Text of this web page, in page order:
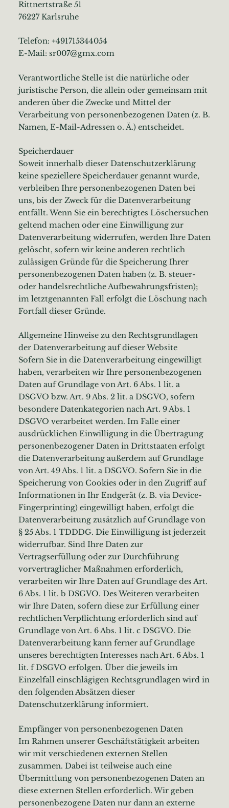
Rittnertstraße 51
76227 Karlsruhe
Telefon: +491715344054
E-Mail: sr007@gmx.com
Verantwortliche Stelle ist die natürliche oder
juristische Person, die allein oder gemeinsam mit
anderen über die Zwecke und Mittel der
Verarbeitung von personenbezogenen Daten (z. B.
Namen, E-Mail-Adressen o. Ä.) entscheidet.
Speicherdauer
Soweit innerhalb dieser Datenschutzerklärung
keine speziellere Speicherdauer genannt wurde,
verbleiben Ihre personenbezogenen Daten bei
uns, bis der Zweck für die Datenverarbeitung
entfällt. Wenn Sie ein berechtigtes Löschersuchen
geltend machen oder eine Einwilligung zur
Datenverarbeitung widerrufen, werden Ihre Daten
gelöscht, sofern wir keine anderen rechtlich
zulässigen Gründe für die Speicherung Ihrer
personenbezogenen Daten haben (z. B. steuer-
oder handelsrechtliche Aufbewahrungsfristen);
im letztgenannten Fall erfolgt die Löschung nach
Fortfall dieser Gründe.
Allgemeine Hinweise zu den Rechtsgrundlagen
der Datenverarbeitung auf dieser Website
Sofern Sie in die Datenverarbeitung eingewilligt
haben, verarbeiten wir Ihre personenbezogenen
Daten auf Grundlage von Art. 6 Abs. 1 lit. a
DSGVO bzw. Art. 9 Abs. 2 lit. a DSGVO, sofern
besondere Datenkategorien nach Art. 9 Abs. 1
DSGVO verarbeitet werden. Im Falle einer
ausdrücklichen Einwilligung in die Übertragung
personenbezogener Daten in Drittstaaten erfolgt
die Datenverarbeitung außerdem auf Grundlage
von Art. 49 Abs. 1 lit. a DSGVO. Sofern Sie in die
Speicherung von Cookies oder in den Zugriff auf
Informationen in Ihr Endgerät (z. B. via Device-
Fingerprinting) eingewilligt haben, erfolgt die
Datenverarbeitung zusätzlich auf Grundlage von
§ 25 Abs. 1 TDDDG. Die Einwilligung ist jederzeit
widerrufbar. Sind Ihre Daten zur
Vertragserfüllung oder zur Durchführung
vorvertraglicher Maßnahmen erforderlich,
verarbeiten wir Ihre Daten auf Grundlage des Art.
6 Abs. 1 lit. b DSGVO. Des Weiteren verarbeiten
wir Ihre Daten, sofern diese zur Erfüllung einer
rechtlichen Verpflichtung erforderlich sind auf
Grundlage von Art. 6 Abs. 1 lit. c DSGVO. Die
Datenverarbeitung kann ferner auf Grundlage
unseres berechtigten Interesses nach Art. 6 Abs. 1
lit. f DSGVO erfolgen. Über die jeweils im
Einzelfall einschlägigen Rechtsgrundlagen wird in
den folgenden Absätzen dieser
Datenschutzerklärung informiert.
Empfänger von personenbezogenen Daten
Im Rahmen unserer Geschäftstätigkeit arbeiten
wir mit verschiedenen externen Stellen
zusammen. Dabei ist teilweise auch eine
Übermittlung von personenbezogenen Daten an
diese externen Stellen erforderlich. Wir geben
personenbezogene Daten nur dann an externe